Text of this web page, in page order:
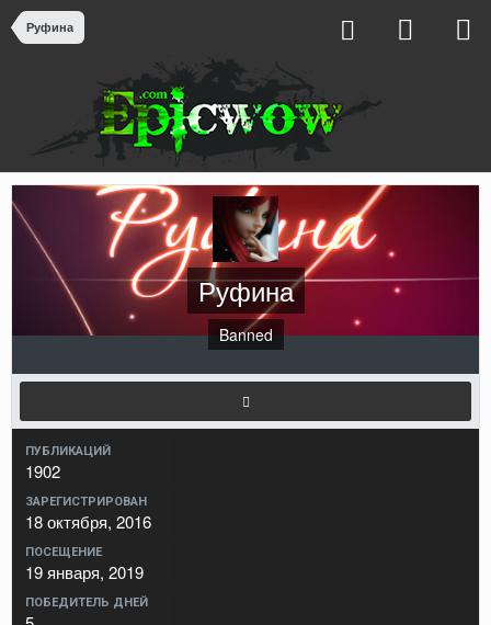
Руфина
Руфина
Banned
ПУБЛИКАЦИЙ
1902
ЗАРЕГИСТРИРОВАН
18 октября, 2016
ПОСЕЩЕНИЕ
19 января, 2019
ПОБЕДИТЕЛЬ ДНЕЙ